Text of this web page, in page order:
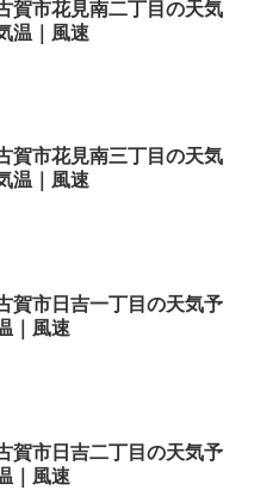
賀市花見南二丁目の天気
温｜風速
賀市花見南三丁目の天気
温｜風速
賀市日吉一丁目の天気予
｜風速
賀市日吉二丁目の天気予
｜風速